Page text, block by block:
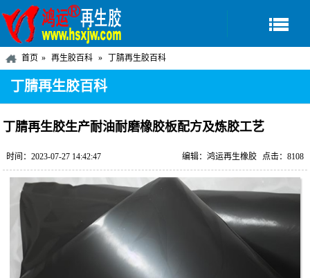
首页 再生胶百科 丁腈再生胶百科
丁腈再生胶百科
丁腈再生胶生产耐油耐磨橡胶板配方及炼胶工艺
时间：2023-07-27 14:42:47 点击：8108
编辑：鸿运再生橡胶